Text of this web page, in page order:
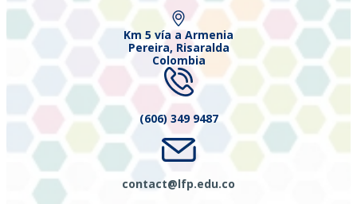
Km 5 vía a Armenia
Pereira, Risaralda
Colombia
(606) 349 9487
contact@lfp.edu.co